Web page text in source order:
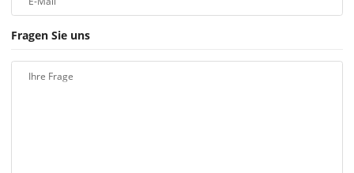
Fragen Sie uns
Ihre Frage